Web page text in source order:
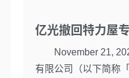
亿光撤回特力屋
November 21,
有限公司（以下简称